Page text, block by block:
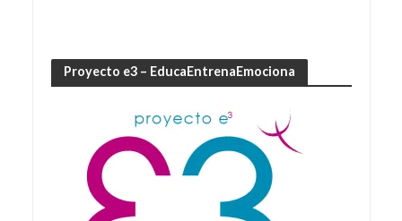
Proyecto e3 – EducaEntrenaEmociona